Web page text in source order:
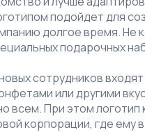
подойдет для
долгое время. Не
подарочных
сотрудников
или другими
всем. При этом логотип
корпорации, где ему